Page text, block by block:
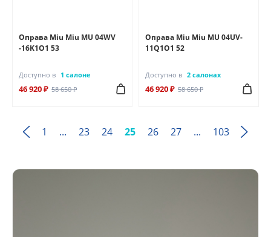
Оправа Miu Miu MU 04WV
-16K1O1 53
Доступно в 1 салоне
46 920 ₽ 58 650 ₽
Оправа Miu Miu MU 04UV-
11Q1O1 52
Доступно в 2 салонах
46 920 ₽ 58 650 ₽
1 ... 23 24 25 26 27 ... 103